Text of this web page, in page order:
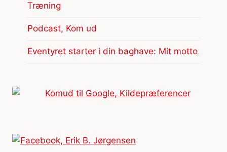
Træning
Podcast, Kom ud
Eventyret starter i din baghave: Mit motto